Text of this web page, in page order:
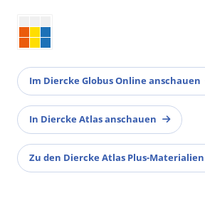
Im Diercke Globus Online anschauen
In Diercke Atlas anschauen
Zu den Diercke Atlas Plus-Materialien